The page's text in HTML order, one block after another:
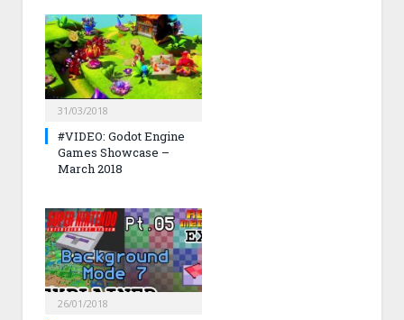
31/03/2018
#VIDEO: Godot Engine
Games Showcase –
March 2018
26/01/2018